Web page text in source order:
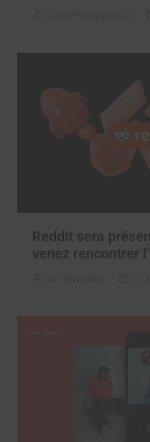
Reddit sera
venez rencontrer